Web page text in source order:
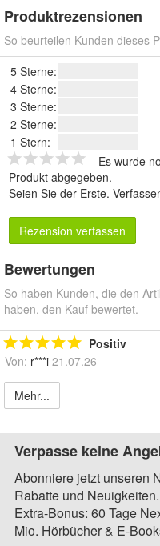
Produktrezensionen
So beurteilen Kunden dieses
5 Sterne:
4 Sterne:
3 Sterne:
2 Sterne:
1 Stern:
Es wurde
Produkt abgegeben.
Seien Sie der Erste.
Rezension verfassen
Bewertungen
So haben Kunden, die den
haben, den Kauf bewertet.
Positiv
Von: r***i 21.07.26
Mehr...
Verpasse keine
Abonniere jetzt unseren
Rabatte und Neuigkeiten.
Extra-Bonus: 60 Tage
Mio. Hörbücher & E-